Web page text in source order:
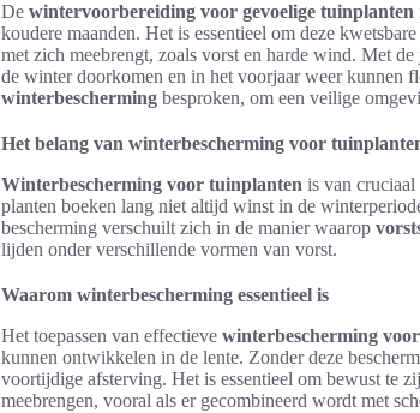
De wintervoorbereiding voor gevoelige tuinplanten
koudere maanden. Het is essentieel om deze kwetsbare
met zich meebrengt, zoals vorst en harde wind. Met
de winter doorkomen en in het voorjaar weer kunnen
winterbescherming besproken, om een veilige
Het belang van winterbescherming voor
Winterbescherming voor tuinplanten is van cruciaal
planten boeken lang niet altijd winst in de
bescherming verschuilt zich in de manier waarop
lijden onder verschillende vormen van vorst.
Waarom winterbescherming essentieel is
Het toepassen van effectieve winterbescherming
kunnen ontwikkelen in de lente. Zonder deze
voortijdige afsterving. Het is essentieel om bewust te
meebrengen, vooral als er gecombineerd wordt met